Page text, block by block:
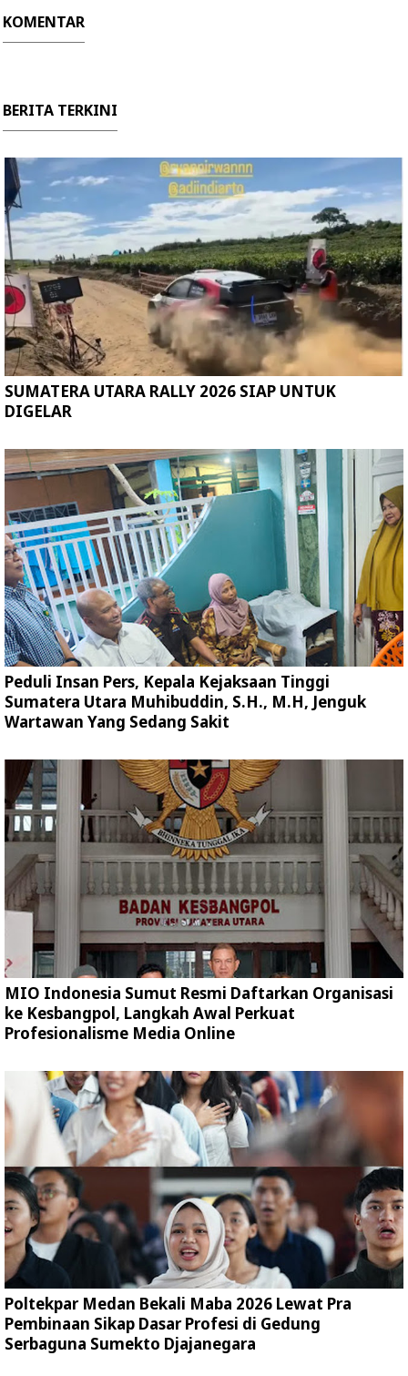
KOMENTAR
BERITA TERKINI
SUMATERA UTARA RALLY 2026 SIAP UNTUK
DIGELAR
Peduli Insan Pers, Kepala Kejaksaan Tinggi
Sumatera Utara Muhibuddin, S.H., M.H, Jenguk
Wartawan Yang Sedang Sakit
MIO Indonesia Sumut Resmi Daftarkan Organisasi
ke Kesbangpol, Langkah Awal Perkuat
Profesionalisme Media Online
Poltekpar Medan Bekali Maba 2026 Lewat Pra
Pembinaan Sikap Dasar Profesi di Gedung
Serbaguna Sumekto Djajanegara